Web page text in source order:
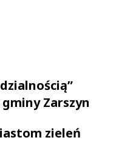
Zarszyn
zieleń